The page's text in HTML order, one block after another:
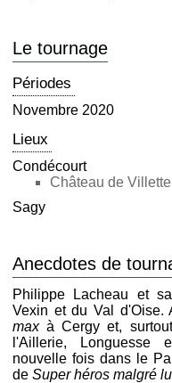
Le tournage
Périodes
Novembre 2020
Lieux
Condécourt
Château de Villette
Sagy
Anecdotes de
Philippe Lacheau et
Vexin et du Val d'Oise.
maxà Cergy et,
l'Aillerie, Longuesse
nouvelle fois dans le
de Super héros malgré